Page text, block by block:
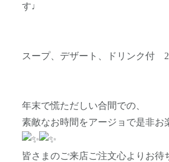
す♩
スープ、デザート、ドリンク付
年末で慌ただしい合間での、
素敵なお時間をアージョで是非お
皆さまのご来店ご注文心よりお待